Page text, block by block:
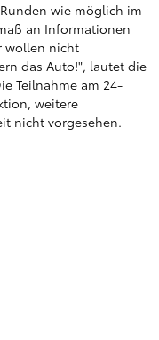
wie möglich im
an Informationen
wollen nicht
das Auto!", lautet die
Teilnahme am 24-
weitere
nicht vorgesehen.